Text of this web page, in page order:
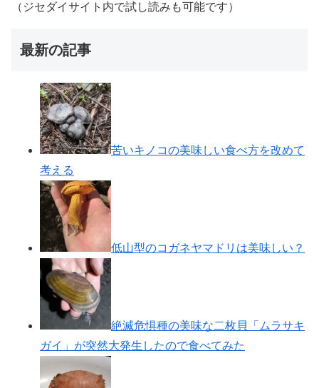
（ジセダイサイト内で試し読みも可能です）
最新の記事
苦いキノコの美味しい食べ方を改めて
考える
低山型のコガネヤマドリは美味しい？
絶滅危惧種の美味な二枚貝「ムラサキ
ガイ」が突然大発生したので食べてみた